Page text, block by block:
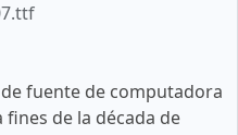
fuente de computadora
de la década de